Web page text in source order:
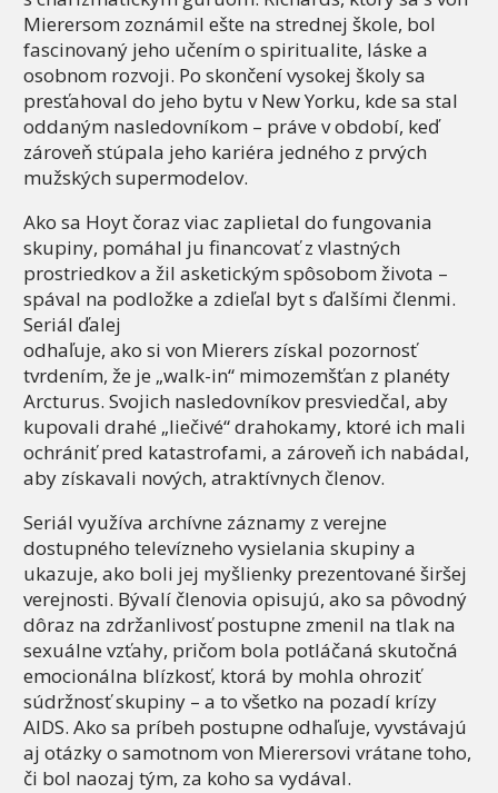
Mierersom zoznámil ešte na strednej škole, bol
fascinovaný jeho učením o spiritualite, láske a
osobnom rozvoji. Po skončení vysokej školy sa
presťahoval do jeho bytu v New Yorku, kde sa stal
oddaným nasledovníkom – práve v období, keď
zároveň stúpala jeho kariéra jedného z prvých
mužských supermodelov.
Ako sa Hoyt čoraz viac zaplietal do fungovania
skupiny, pomáhal ju financovať z vlastných
prostriedkov a žil asketickým spôsobom života –
spával na podložke a zdieľal byt s ďalšími členmi.
Seriál ďalej
odhaľuje, ako si von Mierers získal pozornosť
tvrdením, že je „walk-in“ mimozemšťan z planéty
Arcturus. Svojich nasledovníkov presviedčal, aby
kupovali drahé „liečivé“ drahokamy, ktoré ich mali
ochrániť pred katastrofami, a zároveň ich nabádal,
aby získavali nových, atraktívnych členov.
Seriál využíva archívne záznamy z verejne
dostupného televízneho vysielania skupiny a
ukazuje, ako boli jej myšlienky prezentované širšej
verejnosti. Bývalí členovia opisujú, ako sa pôvodný
dôraz na zdržanlivosť postupne zmenil na tlak na
sexuálne vzťahy, pričom bola potláčaná skutočná
emocionálna blízkosť, ktorá by mohla ohroziť
súdržnosť skupiny – a to všetko na pozadí krízy
AIDS. Ako sa príbeh postupne odhaľuje, vyvstávajú
aj otázky o samotnom von Mierersovi vrátane toho,
či bol naozaj tým, za koho sa vydával.